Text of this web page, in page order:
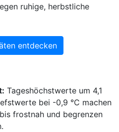
ruhige, herbstliche
entdecken
Tageshöchstwerte um 4,1
bei -0,9 °C machen
frostnah und begrenzen